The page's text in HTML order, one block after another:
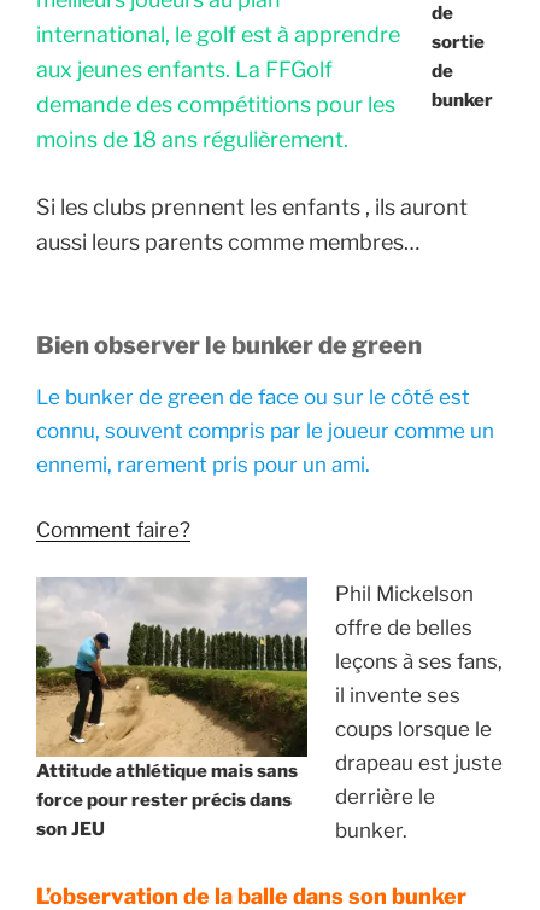
de
sortie
de
bunker
international, le golf est à apprendre
aux jeunes enfants. La FFGolf
demande des compétitions pour les
moins de 18 ans régulièrement.
Si les clubs prennent les enfants , ils auront
aussi leurs parents comme membres…
Bien observer le bunker de green
Le bunker de green de face ou sur le côté est
connu, souvent compris par le joueur comme un
ennemi, rarement pris pour un ami.
Comment faire?
Attitude athlétique mais sans
force pour rester précis dans
son JEU
Phil Mickelson
offre de belles
leçons à ses fans,
il invente ses
coups lorsque le
drapeau est juste
derrière le
bunker.
L’observation de la balle dans son bunker